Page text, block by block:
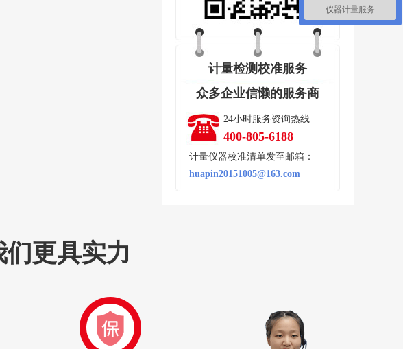
计量检测校准服务
众多企业信懒的服务商
24小时服务资询热线
400-805-6188
计量仪器校准清单发至邮箱：
huapin20151005@163.com
更具实力
仪器计量服务